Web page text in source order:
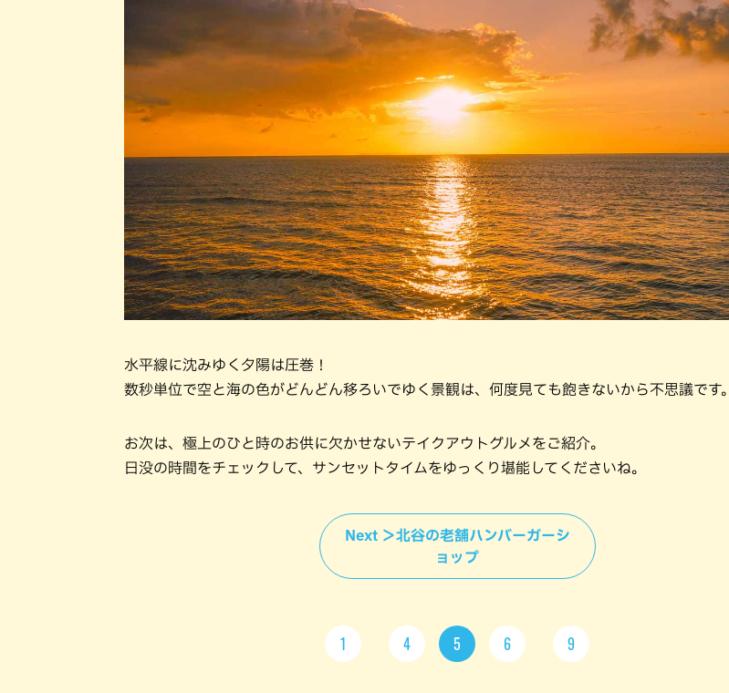
水平線に沈みゆく夕陽は圧巻！
数秒単位で空と海の色がどんどん移ろいでゆく景観は、何度見ても飽きないから不思議です。
お次は、極上のひと時のお供に欠かせないテイクアウトグルメをご紹介。
日没の時間をチェックして、サンセットタイムをゆっくり堪能してくださいね。
Next ＞北谷の老舗ハンバーガーシ
ョップ
1 4 5 6 9